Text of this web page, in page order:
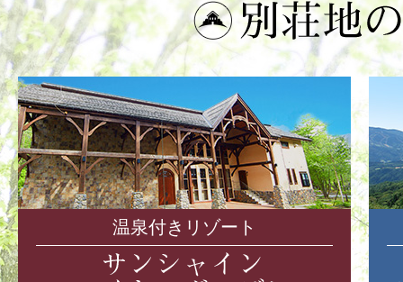
温泉付きリゾート